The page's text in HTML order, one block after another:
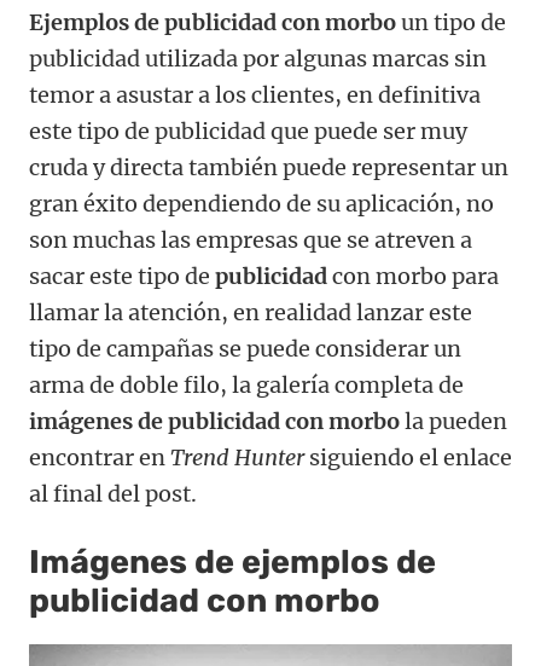
Ejemplos de publicidad con morboun tipo de
publicidad utilizada por algunas marcas sin
temor a asustar a los clientes, en definitiva
este tipo de publicidad que puede ser muy
cruda y directa también puede representar un
gran éxito dependiendo de su aplicación, no
son muchas las empresas que se atreven a
sacar este tipo de publicidadcon morbo para
llamar la atención, en realidad lanzar este
tipo de campañas se puede considerar un
arma de doble filo, la galería completa de
imágenes de publicidad con morbola pueden
encontrar enTrend Huntersiguiendo el enlace
al final del post.
Imágenes de ejemplos de
publicidad con morbo